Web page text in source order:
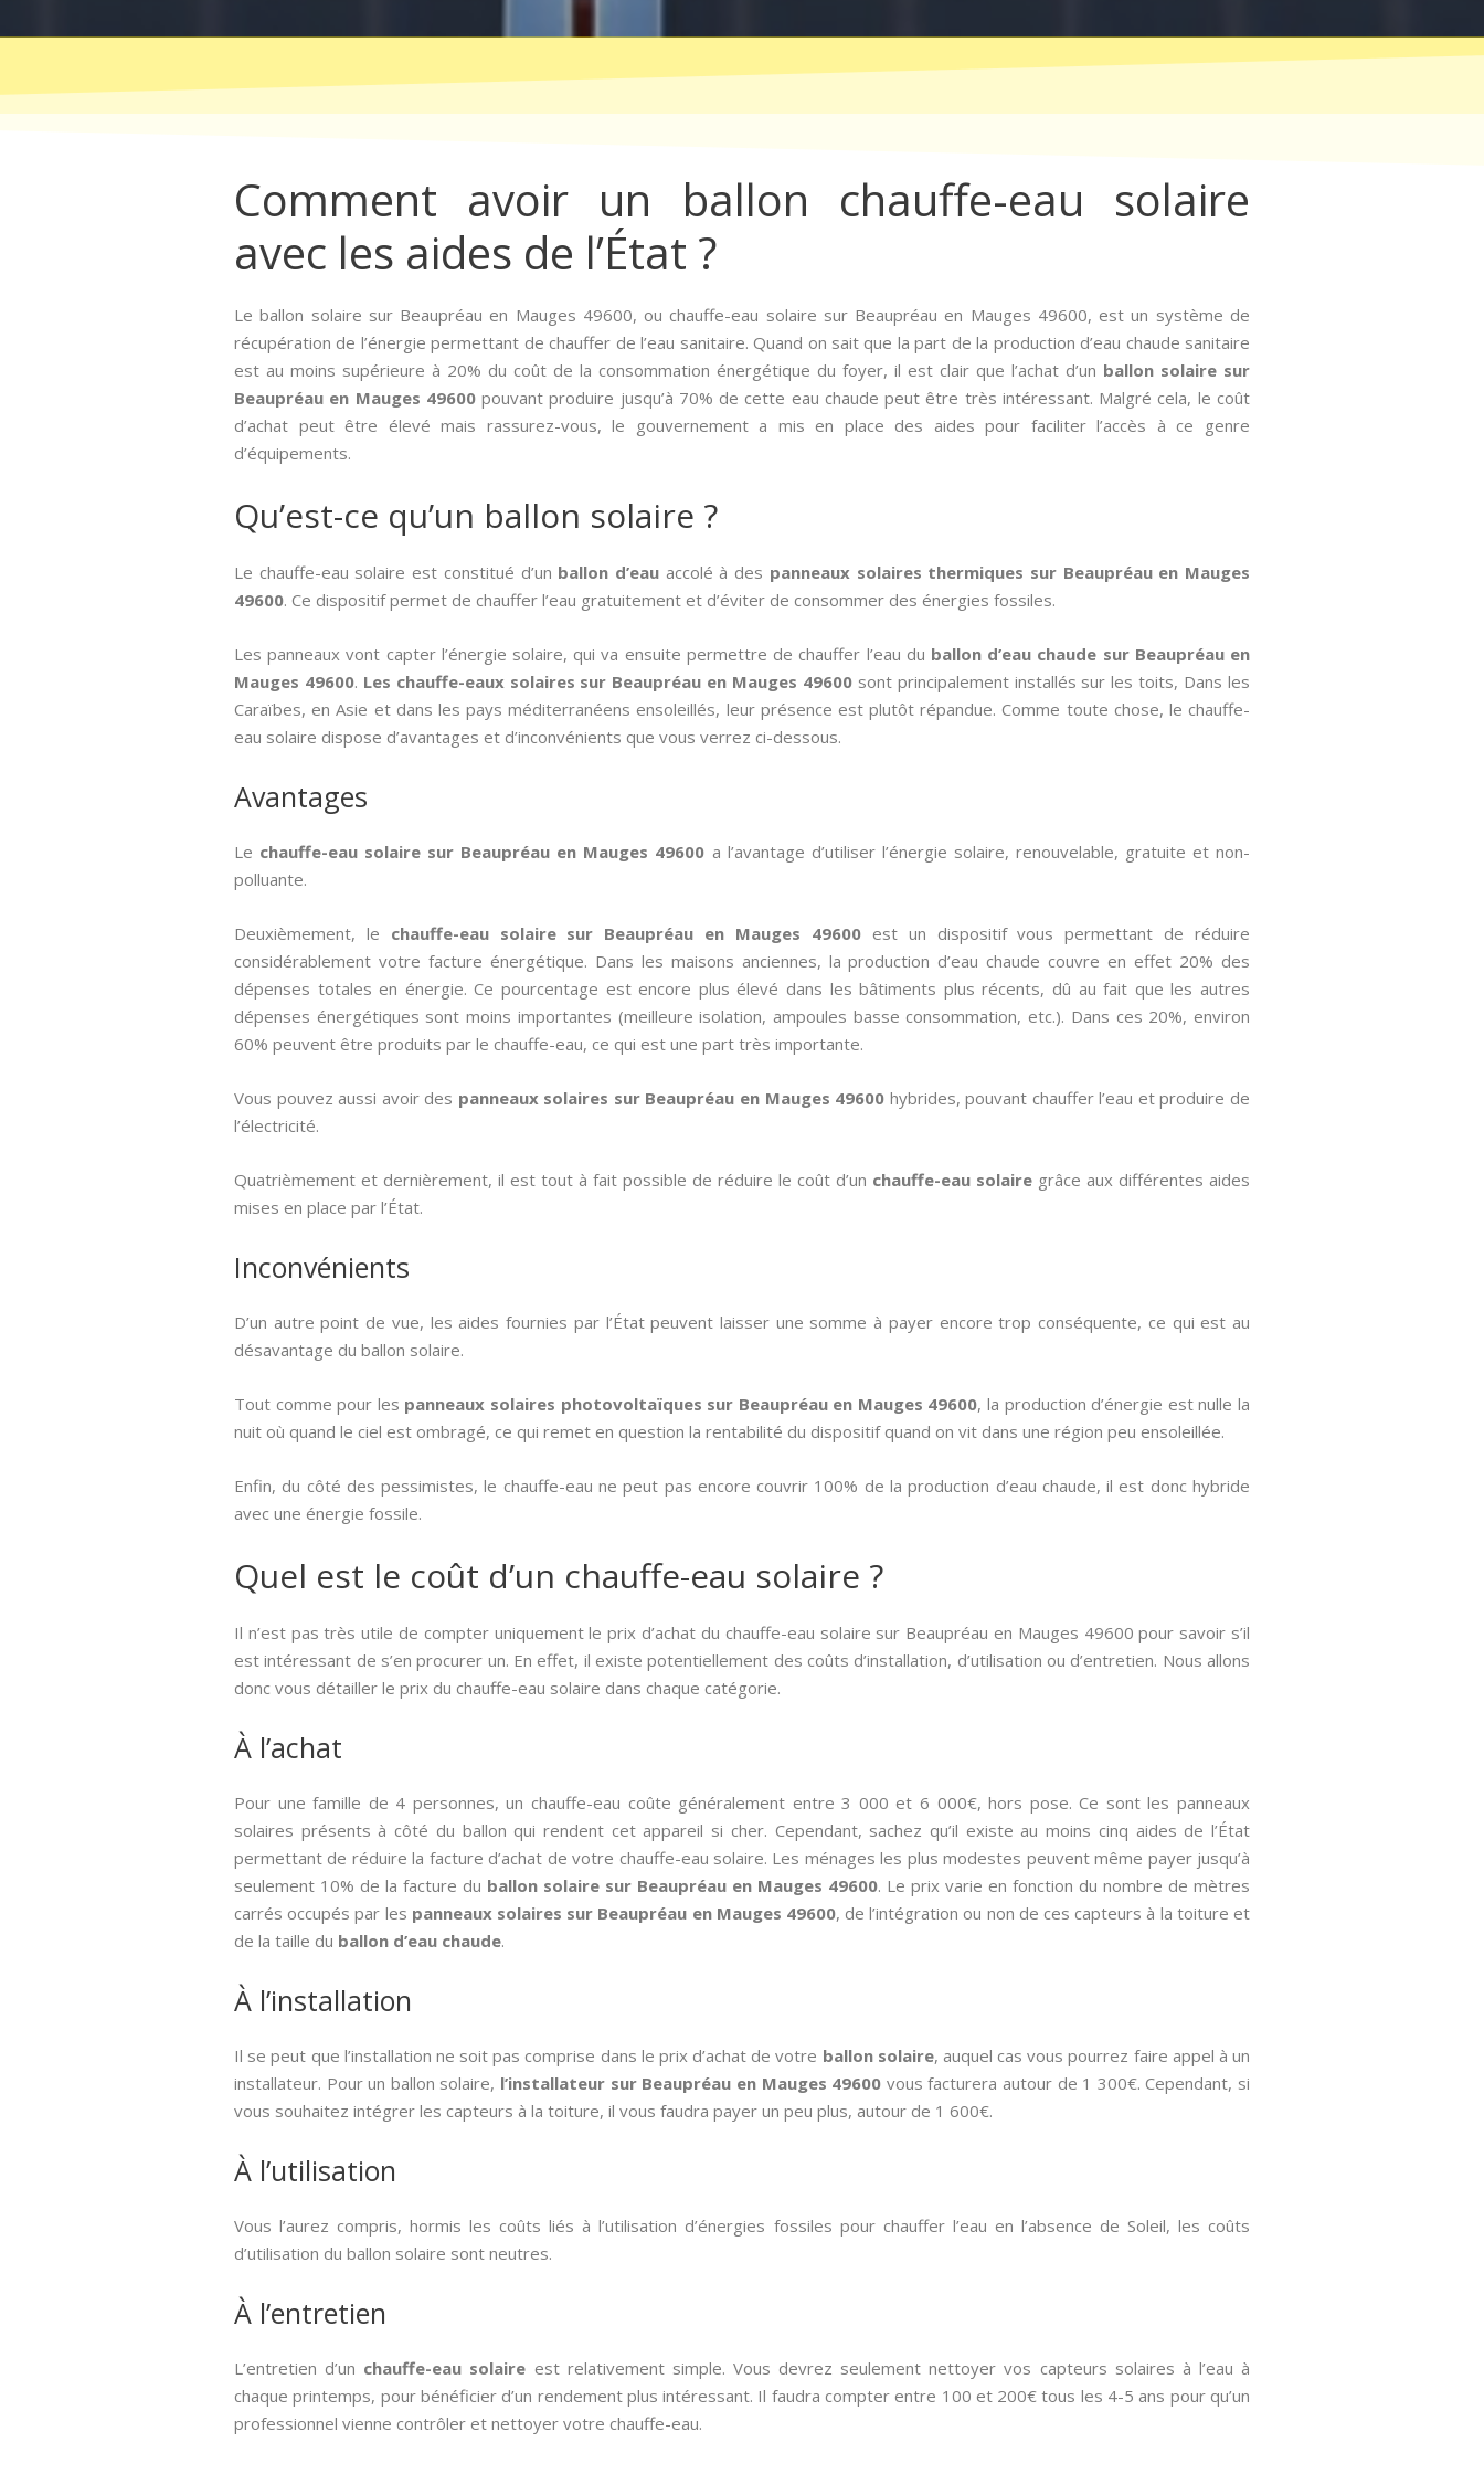
Comment avoir un ballon chauffe-eau solaire
avec les aides de l’État ?
Le ballon solaire sur Beaupréau en Mauges 49600, ou chauffe-eau solaire sur Beaupréau en Mauges 49600, est un système de
récupération de l’énergie permettant de chauffer de l’eau sanitaire. Quand on sait que la part de la production d’eau chaude sanitaire
est au moins supérieure à 20% du coût de la consommation énergétique du foyer, il est clair que l’achat d’un ballon solaire sur
Beaupréau en Mauges 49600pouvant produire jusqu’à 70% de cette eau chaude peut être très intéressant. Malgré cela, le coût
d’achat peut être élevé mais rassurez-vous, le gouvernement a mis en place des aides pour faciliter l’accès à ce genre
d’équipements.
Qu’est-ce qu’un ballon solaire ?
Le chauffe-eau solaire est constitué d’un ballon d’eauaccolé à des panneaux solaires thermiques sur Beaupréau en Mauges
49600. Ce dispositif permet de chauffer l’eau gratuitement et d’éviter de consommer des énergies fossiles.
Les panneaux vont capter l’énergie solaire, qui va ensuite permettre de chauffer l’eau du ballon d’eau chaude sur Beaupréau en
Mauges 49600. Les chauffe-eaux solaires sur Beaupréau en Mauges 49600sont principalement installés sur les toits, Dans les
Caraïbes, en Asie et dans les pays méditerranéens ensoleillés, leur présence est plutôt répandue. Comme toute chose, le chauffe-
eau solaire dispose d’avantages et d’inconvénients que vous verrez ci-dessous.
Avantages
Le chauffe-eau solaire sur Beaupréau en Mauges 49600 a l’avantage d’utiliser l’énergie solaire, renouvelable, gratuite et non-
polluante.
Deuxièmement, le chauffe-eau solaire sur Beaupréau en Mauges 49600est un dispositif vous permettant de réduire
considérablement votre facture énergétique. Dans les maisons anciennes, la production d’eau chaude couvre en effet 20% des
dépenses totales en énergie. Ce pourcentage est encore plus élevé dans les bâtiments plus récents, dû au fait que les autres
dépenses énergétiques sont moins importantes (meilleure isolation, ampoules basse consommation, etc.). Dans ces 20%, environ
60% peuvent être produits par le chauffe-eau, ce qui est une part très importante.
Vous pouvez aussi avoir des panneaux solaires sur Beaupréau en Mauges 49600 hybrides, pouvant chauffer l’eau et produire de
l’électricité.
Quatrièmement et dernièrement, il est tout à fait possible de réduire le coût d’un chauffe-eau solaire grâce aux différentes aides
mises en place par l’État.
Inconvénients
D’un autre point de vue, les aides fournies par l’État peuvent laisser une somme à payer encore trop conséquente, ce qui est au
désavantage du ballon solaire.
Tout comme pour les panneaux solaires photovoltaïques sur Beaupréau en Mauges 49600, la production d’énergie est nulle la
nuit où quand le ciel est ombragé, ce qui remet en question la rentabilité du dispositif quand on vit dans une région peu ensoleillée.
Enfin, du côté des pessimistes, le chauffe-eau ne peut pas encore couvrir 100% de la production d’eau chaude, il est donc hybride
avec une énergie fossile.
Quel est le coût d’un chauffe-eau solaire ?
Il n’est pas très utile de compter uniquement le prix d’achat du chauffe-eau solaire sur Beaupréau en Mauges 49600 pour savoir s’il
est intéressant de s’en procurer un. En effet, il existe potentiellement des coûts d’installation, d’utilisation ou d’entretien. Nous allons
donc vous détailler le prix du chauffe-eau solaire dans chaque catégorie.
À l’achat
Pour une famille de 4 personnes, un chauffe-eau coûte généralement entre 3 000 et 6 000€, hors pose. Ce sont les panneaux
solaires présents à côté du ballon qui rendent cet appareil si cher. Cependant, sachez qu’il existe au moins cinq aides de l’État
permettant de réduire la facture d’achat de votre chauffe-eau solaire. Les ménages les plus modestes peuvent même payer jusqu’à
seulement 10% de la facture du ballon solaire sur Beaupréau en Mauges 49600. Le prix varie en fonction du nombre de mètres
carrés occupés par les panneaux solaires sur Beaupréau en Mauges 49600, de l’intégration ou non de ces capteurs à la toiture et
de la taille du ballon d’eau chaude.
À l’installation
Il se peut que l’installation ne soit pas comprise dans le prix d’achat de votre ballon solaire, auquel cas vous pourrez faire appel à un
installateur. Pour un ballon solaire, l’installateur sur Beaupréau en Mauges 49600 vous facturera autour de 1 300€. Cependant, si
vous souhaitez intégrer les capteurs à la toiture, il vous faudra payer un peu plus, autour de 1 600€.
À l’utilisation
Vous l’aurez compris, hormis les coûts liés à l’utilisation d’énergies fossiles pour chauffer l’eau en l’absence de Soleil, les coûts
d’utilisation du ballon solaire sont neutres.
À l’entretien
L’entretien d’un chauffe-eau solaire est relativement simple. Vous devrez seulement nettoyer vos capteurs solaires à l’eau à
chaque printemps, pour bénéficier d’un rendement plus intéressant. Il faudra compter entre 100 et 200€ tous les 4-5 ans pour qu’un
professionnel vienne contrôler et nettoyer votre chauffe-eau.